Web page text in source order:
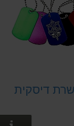
דיסקית